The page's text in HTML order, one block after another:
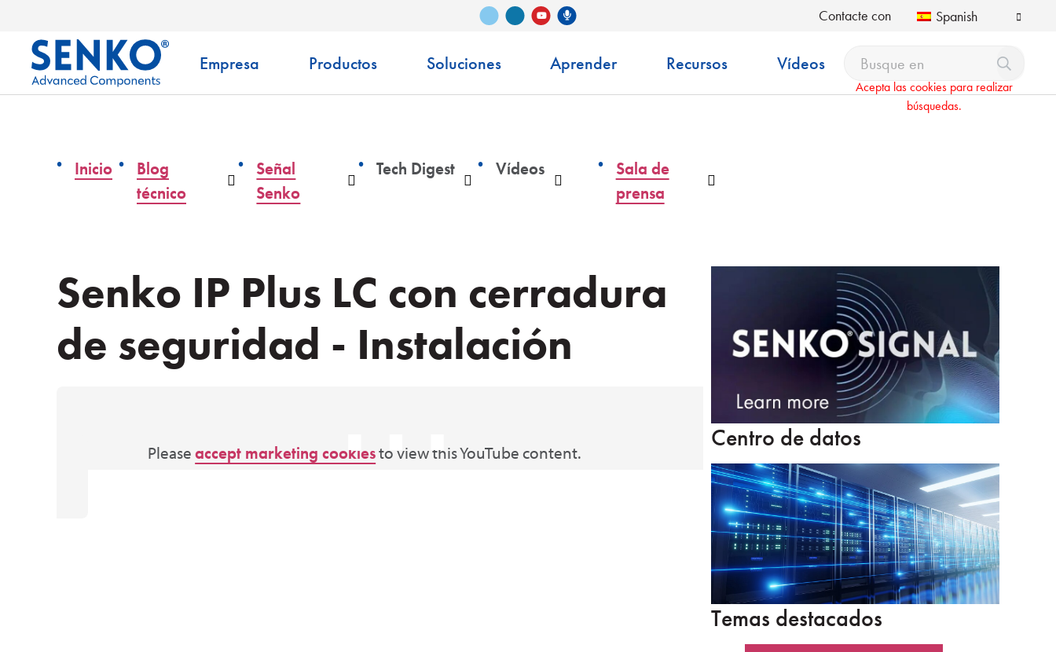
Vimeo LinkedInYouTubePodcast de Senko Contacte con Spanish
Empresa Productos Soluciones Aprender Recursos Vídeos
Acepta las cookies para realizar
búsquedas.
Inicio
Blog
técnico
Desplegable
Señal
Senko
Desplegable
Tech Digest
Desplegable
Vídeos
Desplegable
Sala de
prensa
Desplegable
Senko IP Plus LC con cerradura
de seguridad - Instalación
⋯
Pleaseaccept marketing cookiesto view this YouTube content. Centro de datos
Temas destacados